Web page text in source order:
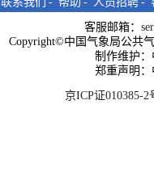
客服邮箱：
Copyright©中国气象局公共
制作维护
郑重声明
京ICP证010385-2